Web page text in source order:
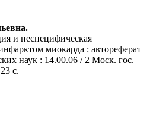
и неспецифическая
миокарда : автореферат
наук : 14.00.06 / 2 Моск. гос.
с.